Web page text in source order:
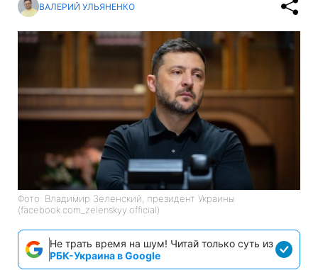
ВАЛЕРИЙ УЛЬЯНЕНКО
Фото: Владимир Зеленский, президент Украины
(facebook.com_zelenskyy.official)
Не трать время на шум! Читай только суть из
РБК-Украина в Google